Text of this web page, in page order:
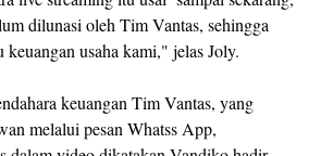
dilunasi oleh Tim Vantas, sehingga
keuangan usaha kami," jelas Joly.
keuangan Tim Vantas, yang
melalui pesan Whatss App,